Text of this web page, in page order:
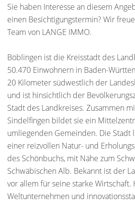
Sie haben Interesse an diesem
einen Besichtigungstermin? Wir
Team von LANGE IMMO.
Böblingen ist die Kreisstadt des
50.470 Einwohnern in Baden-
20 Kilometer südwestlich der
und ist hinsichtlich der
Stadt des Landkreises. Zusammen
Sindelfingen bildet sie ein
umliegenden Gemeinden. Die Stadt
einer reizvollen Natur- und
des Schönbuchs, mit Nähe zum
Schwäbischen Alb. Bekannt ist der
vor allem für seine starke Wirtschaft.
Weltunternehmen und